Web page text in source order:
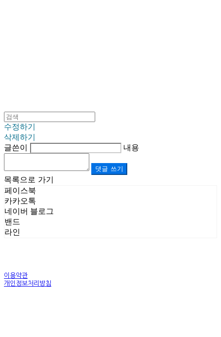
수정하기
삭제하기
글쓴이
내용
댓글 쓰기
목록으로 가기
페이스북
카카오톡
네이버 블로그
밴드
라인
이용약관
개인정보처리방침